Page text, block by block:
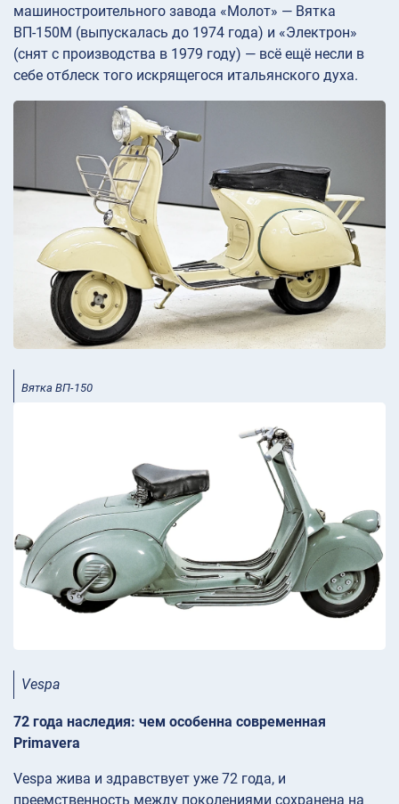
машиностроительного завода «Молот» — Вятка
ВП-150М (выпускалась до 1974 года) и «Электрон»
(снят с производства в 1979 году) — всё ещё несли в
себе отблеск того искрящегося итальянского духа.
Вятка ВП-150
Vespa
72 года наследия: чем особенна современная
Primavera
Vespa жива и здравствует уже 72 года, и
преемственность между поколениями сохранена на